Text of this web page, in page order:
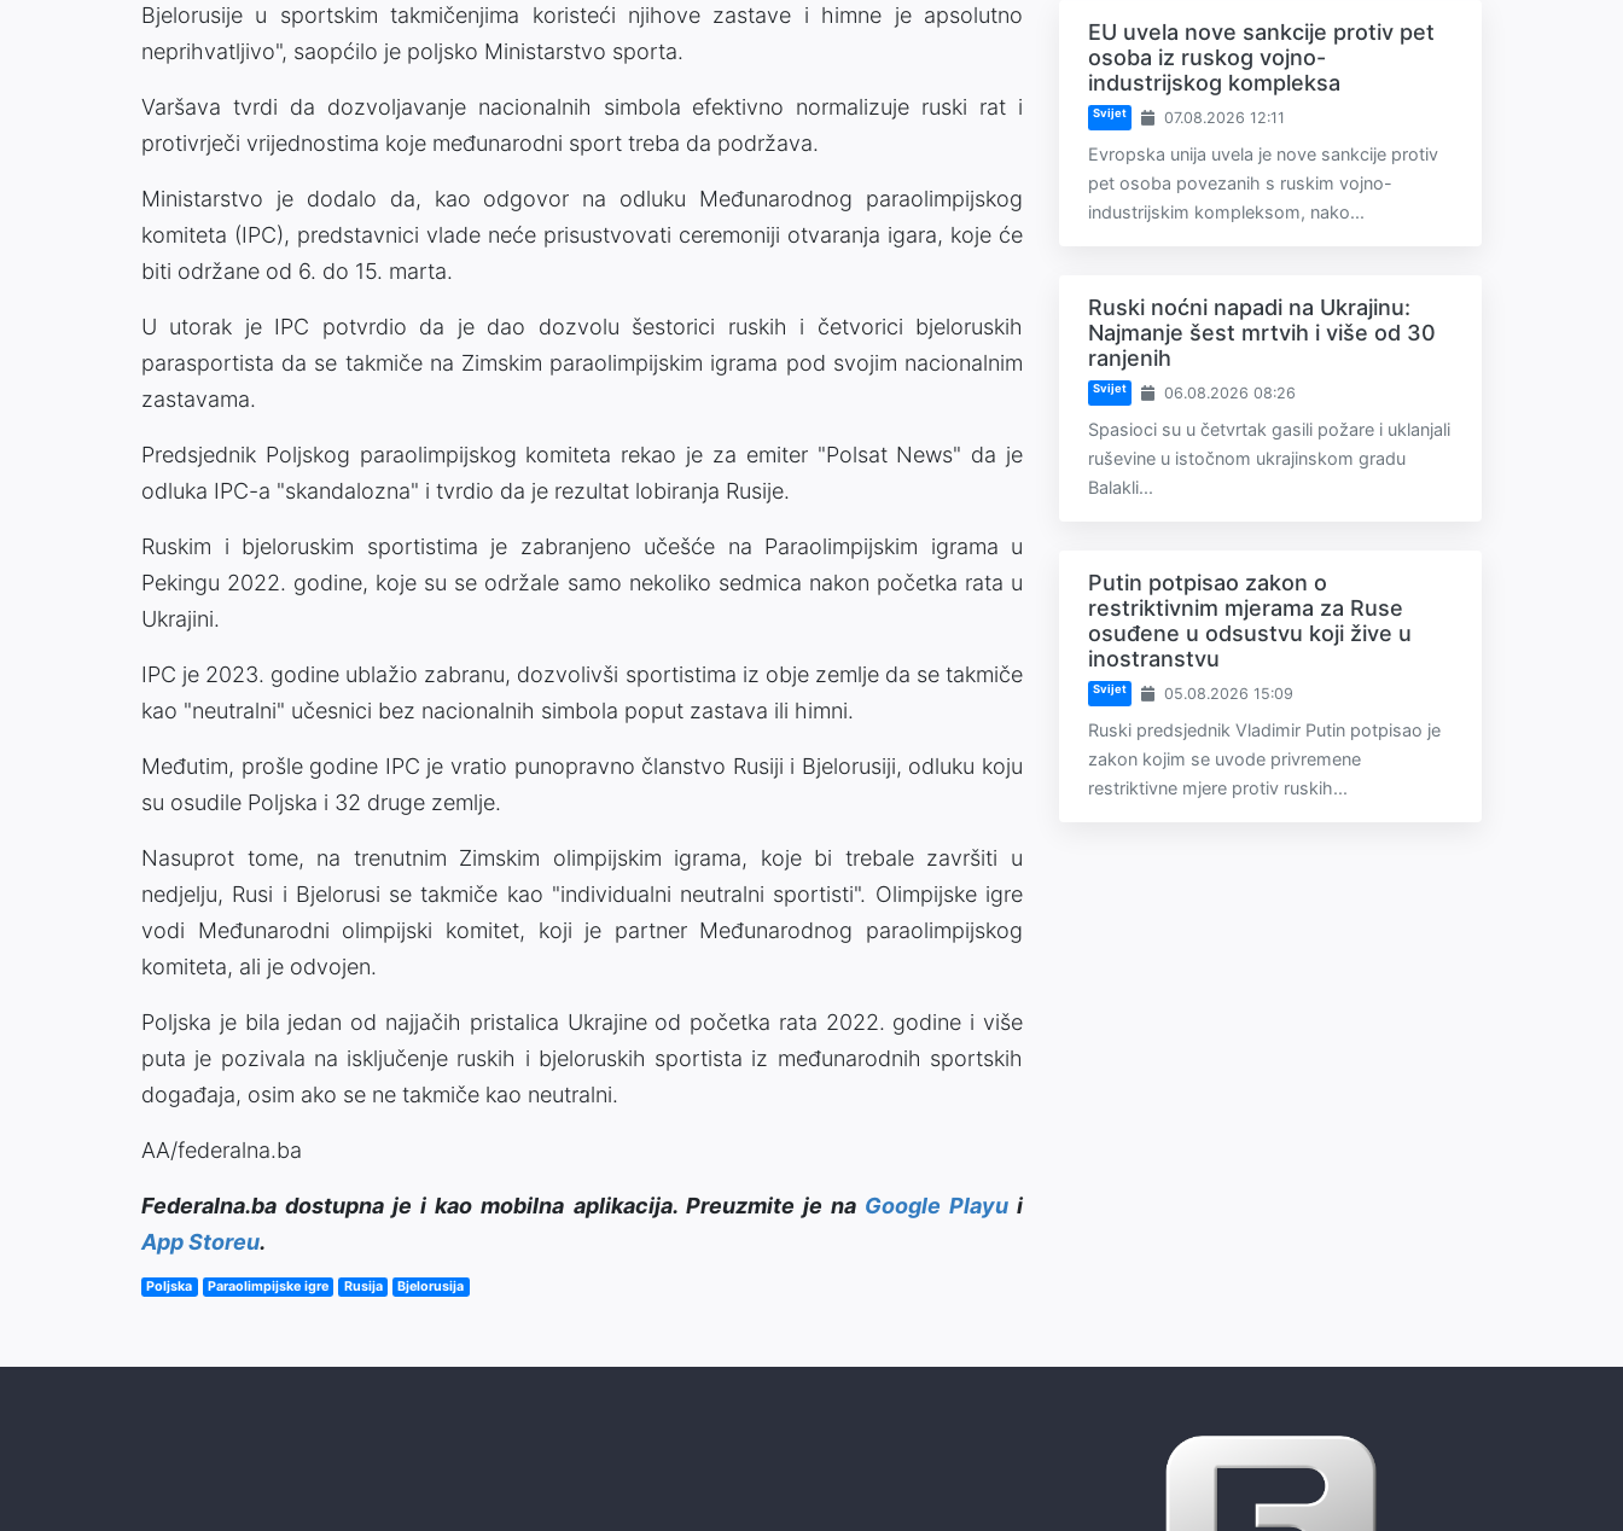
Bjelorusije u sportskim takmičenjima koristeći njihove zastave i himne je apsolutno
neprihvatljivo", saopćilo je poljsko Ministarstvo sporta.
Varšava tvrdi da dozvoljavanje nacionalnih simbola efektivno normalizuje ruski rat i
protivrječi vrijednostima koje međunarodni sport treba da podržava.
Ministarstvo je dodalo da, kao odgovor na odluku Međunarodnog paraolimpijskog
komiteta (IPC), predstavnici vlade neće prisustvovati ceremoniji otvaranja igara, koje će
biti održane od 6. do 15. marta.
U utorak je IPC potvrdio da je dao dozvolu šestorici ruskih i četvorici bjeloruskih
parasportista da se takmiče na Zimskim paraolimpijskim igrama pod svojim nacionalnim
zastavama.
Predsjednik Poljskog paraolimpijskog komiteta rekao je za emiter "Polsat News" da je
odluka IPC-a "skandalozna" i tvrdio da je rezultat lobiranja Rusije.
Ruskim i bjeloruskim sportistima je zabranjeno učešće na Paraolimpijskim igrama u
Pekingu 2022. godine, koje su se održale samo nekoliko sedmica nakon početka rata u
Ukrajini.
IPC je 2023. godine ublažio zabranu, dozvolivši sportistima iz obje zemlje da se takmiče
kao "neutralni" učesnici bez nacionalnih simbola poput zastava ili himni.
Međutim, prošle godine IPC je vratio punopravno članstvo Rusiji i Bjelorusiji, odluku koju
su osudile Poljska i 32 druge zemlje.
Nasuprot tome, na trenutnim Zimskim olimpijskim igrama, koje bi trebale završiti u
nedjelju, Rusi i Bjelorusi se takmiče kao "individualni neutralni sportisti". Olimpijske igre
vodi Međunarodni olimpijski komitet, koji je partner Međunarodnog paraolimpijskog
komiteta, ali je odvojen.
Poljska je bila jedan od najjačih pristalica Ukrajine od početka rata 2022. godine i više
puta je pozivala na isključenje ruskih i bjeloruskih sportista iz međunarodnih sportskih
događaja, osim ako se ne takmiče kao neutralni.
AA/federalna.ba
Federalna.ba dostupna je i kao mobilna aplikacija. Preuzmite je na Google Playui
App Storeu.
Poljska Paraolimpijske igre Rusija Bjelorusija
EU uvela nove sankcije protiv pet
osoba iz ruskog vojno-
industrijskog kompleksa
Svijet 07.08.2026 12:11
Evropska unija uvela je nove sankcije protiv
pet osoba povezanih s ruskim vojno-
industrijskim kompleksom, nako...
Ruski noćni napadi na Ukrajinu:
Najmanje šest mrtvih i više od 30
ranjenih
Svijet 06.08.2026 08:26
Spasioci su u četvrtak gasili požare i uklanjali
ruševine u istočnom ukrajinskom gradu
Balakli...
Putin potpisao zakon o
restriktivnim mjerama za Ruse
osuđene u odsustvu koji žive u
inostranstvu
Svijet 05.08.2026 15:09
Ruski predsjednik Vladimir Putin potpisao je
zakon kojim se uvode privremene
restriktivne mjere protiv ruskih...